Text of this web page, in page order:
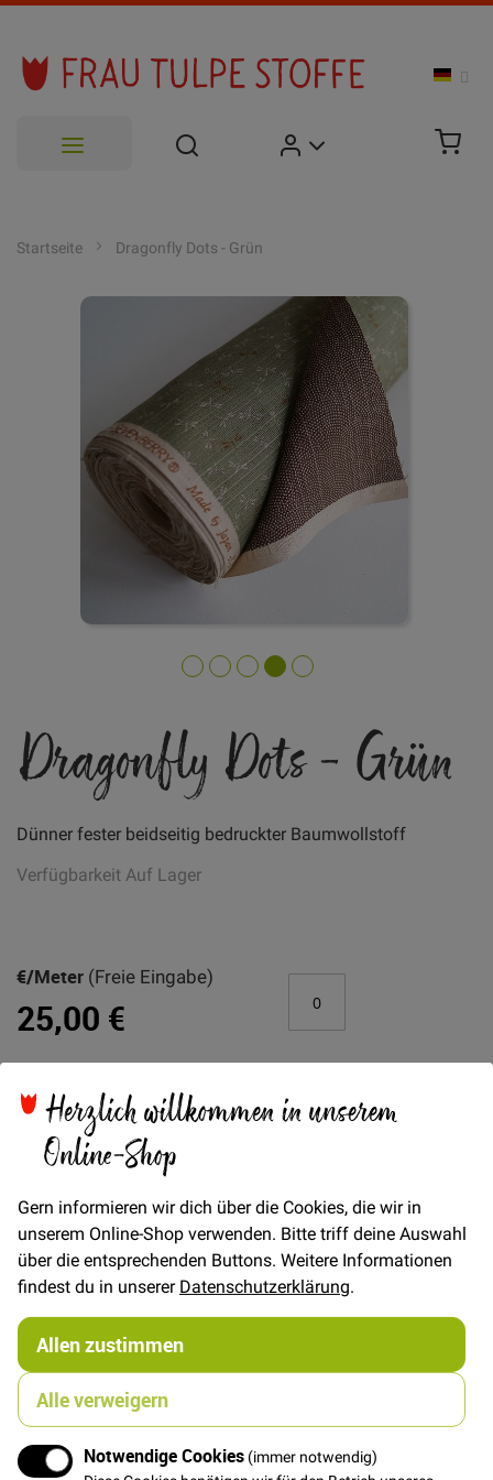
Herzlich willkommen in unserem
Online-Shop
Gern informieren wir dich über die Cookies, die wir in
unserem Online-Shop verwenden. Bitte triff deine Auswahl
über die entsprechenden Buttons. Weitere Informationen
findest du in unsererDatenschutzerklärung.
Allen zustimmen
Alle verweigern
Notwendige Cookies (immer notwendig)
Startseite Dragonfly Dots - Grün
der
Bildgalerie
springen
Dragonfly Dots - Grün
Dünner fester beidseitig bedruckter Baumwollstoff
VerfügbarkeitAuf Lager
für
gruppiertes
Produkt
€/Meter (Freie Eingabe)
25,00 €
FAT QUARTER (ca. 50 x 55 cm)
7,00 €
In den Warenkorb
Dünner Baumwollstoff mit festem Griff. Der Stoff ist
mit unterschiedlich dicken Schuss - und Kettfäden
gewebt.